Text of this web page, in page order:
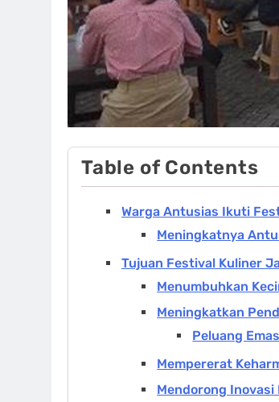
Table of Contents
Warga Antusias Ikuti
Meningkatnya
Tujuan Festival Kuliner
Menumbuhkan
Meningkatkan
Peluang
Mempererat
Mendorong Inovasi